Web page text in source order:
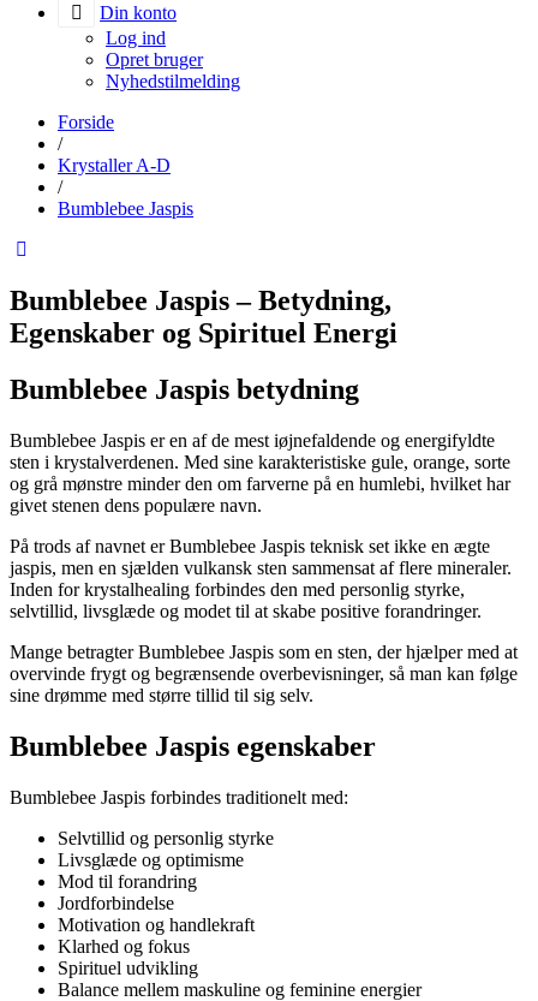
Din konto
Log ind
Opret bruger
Nyhedstilmelding
Forside
/
Krystaller A-D
/
Bumblebee Jaspis
Bumblebee Jaspis – Betydning,
Egenskaber og Spirituel Energi
Bumblebee Jaspis betydning
Bumblebee Jaspis er en af de mest iøjnefaldende og energifyldte
sten i krystalverdenen. Med sine karakteristiske gule, orange, sorte
og grå mønstre minder den om farverne på en humlebi, hvilket har
givet stenen dens populære navn.
På trods af navnet er Bumblebee Jaspis teknisk set ikke en ægte
jaspis, men en sjælden vulkansk sten sammensat af flere mineraler.
Inden for krystalhealing forbindes den med personlig styrke,
selvtillid, livsglæde og modet til at skabe positive forandringer.
Mange betragter Bumblebee Jaspis som en sten, der hjælper med at
overvinde frygt og begrænsende overbevisninger, så man kan følge
sine drømme med større tillid til sig selv.
Bumblebee Jaspis egenskaber
Bumblebee Jaspis forbindes traditionelt med:
Selvtillid og personlig styrke
Livsglæde og optimisme
Mod til forandring
Jordforbindelse
Motivation og handlekraft
Klarhed og fokus
Spirituel udvikling
Balance mellem maskuline og feminine energier